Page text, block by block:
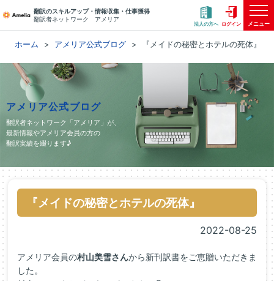
翻訳のスキルアップ・情報収集・仕事獲得
翻訳者ネットワーク アメリア
法人の方へ ログイン メニュー
ホーム アメリア公式ブログ 『メイドの秘密とホテルの死体』
アメリア公式ブログ
翻訳者ネットワーク「アメリア」が、
最新情報やアメリア会員の方の
翻訳実績を綴ります♪
『メイドの秘密とホテルの死体』
2022-08-25
アメリア会員の村山美雪さんから新刊訳書をご恵贈いただきま
した。